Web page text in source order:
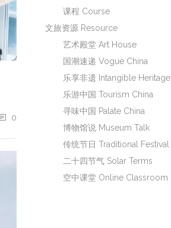
0
课程 Course
文旅资源 Resource
艺术殿堂 Art House
国潮速递 Vogue China
乐享非遗 Intangible Heritage
乐游中国 Tourism China
寻味中国 Palate China
博物馆说 Museum Talk
传统节日 Traditional Festival
二十四节气 Solar Terms
空中课堂 Online Classroom